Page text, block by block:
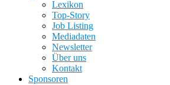
Lexikon
Top-Story
Job Listing
Mediadaten
Newsletter
Über uns
Kontakt
Sponsoren